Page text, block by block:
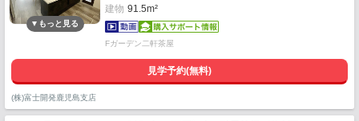
建物 91.5m²
Fガーデン二軒茶屋
見学予約(無料)
(株)富士開発鹿児島支店